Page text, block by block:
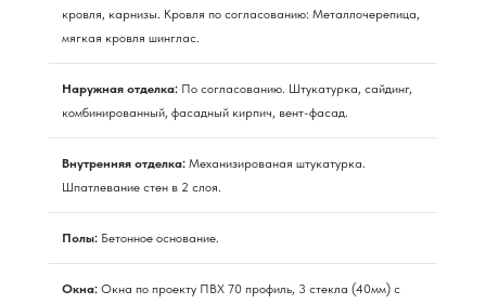
кровля, карнизы. Кровля по согласованию: Металлочерепица,
мягкая кровля шинглас.
Наружная отделка: По согласованию. Штукатурка, сайдинг,
комбинированный, фасадный кирпич, вент-фасад.
Внутренняя отделка: Механизированая штукатурка.
Шпатлевание стен в 2 слоя.
Полы: Бетонное основание.
Окна: Окна по проекту ПВХ 70 профиль, 3 стекла (40мм) с